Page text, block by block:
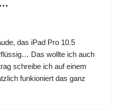
das iPad Pro 10.5
Das wollte ich auch
schreibe ich auf einem
funkioniert das ganz